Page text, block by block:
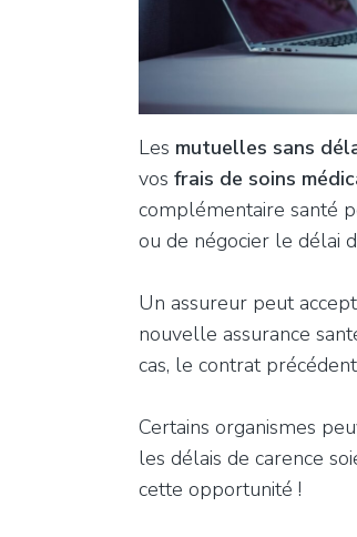
Les mutuelles sans
vos frais de soins
complémentaire santé
ou de négocier le délai
Un assureur peut
nouvelle assurance
cas, le contrat
Certains organismes
les délais de carence
cette opportunité !